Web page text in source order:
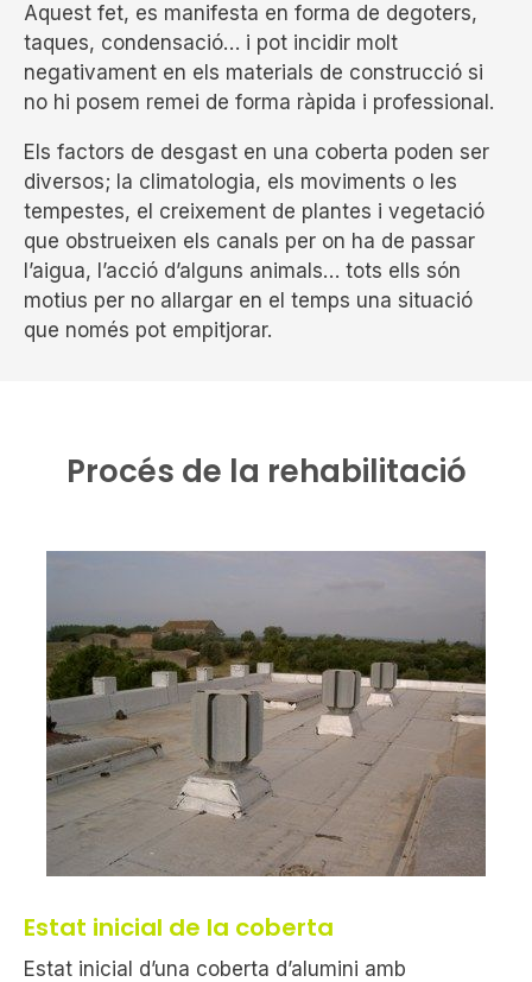
Aquest fet, es manifesta en forma de degoters,
taques, condensació… i pot incidir molt
negativament en els materials de construcció si
no hi posem remei de forma ràpida i professional.
Els factors de desgast en una coberta poden ser
diversos; la climatologia, els moviments o les
tempestes, el creixement de plantes i vegetació
que obstrueixen els canals per on ha de passar
l’aigua, l’acció d’alguns animals… tots ells són
motius per no allargar en el temps una situació
que només pot empitjorar.
Procés de la rehabilitació
Estat inicial de la coberta
Estat inicial d’una coberta d’alumini amb